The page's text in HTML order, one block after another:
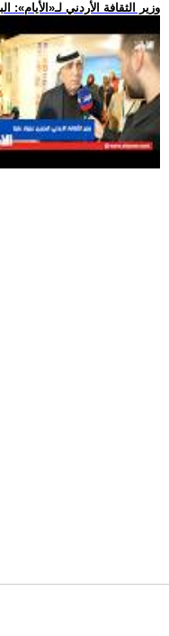
.. وزير الثقافة الأردني